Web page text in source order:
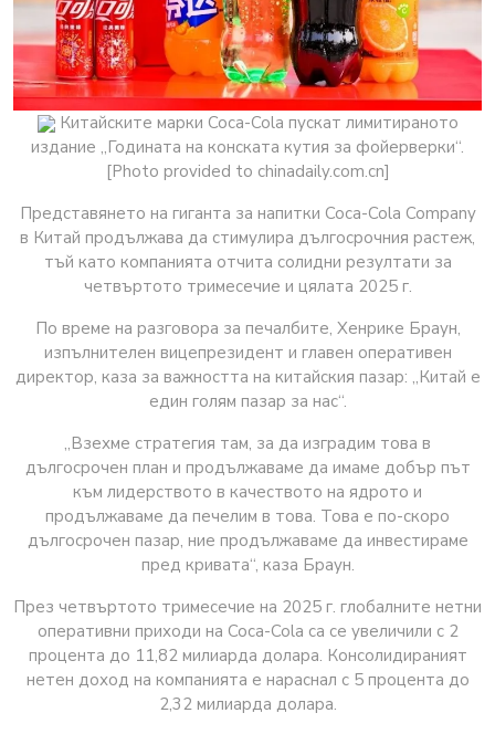
Китайските марки Coca-Cola пускат лимитираното
издание „Годината на конската кутия за фойерверки“.
[Photo provided to chinadaily.com.cn]
Представянето на гиганта за напитки Coca-Cola Company
в Китай продължава да стимулира дългосрочния растеж,
тъй като компанията отчита солидни резултати за
четвъртото тримесечие и цялата 2025 г.
По време на разговора за печалбите, Хенрике Браун,
изпълнителен вицепрезидент и главен оперативен
директор, каза за важността на китайския пазар: „Китай е
един голям пазар за нас“.
„Взехме стратегия там, за да изградим това в
дългосрочен план и продължаваме да имаме добър път
към лидерството в качеството на ядрото и
продължаваме да печелим в това. Това е по-скоро
дългосрочен пазар, ние продължаваме да инвестираме
пред кривата“, каза Браун.
През четвъртото тримесечие на 2025 г. глобалните нетни
оперативни приходи на Coca-Cola са се увеличили с 2
процента до 11,82 милиарда долара. Консолидираният
нетен доход на компанията е нараснал с 5 процента до
2,32 милиарда долара.